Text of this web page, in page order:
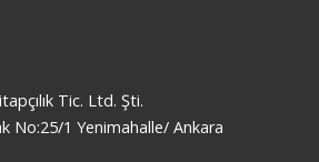
Tic. Ltd. Şti.
No:25/1 Yenimahalle/ Ankara